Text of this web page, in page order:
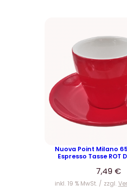
Nuova Point Milano
Espresso Tasse ROT
7,49 €
inkl. 19 % MwSt. zzgl.